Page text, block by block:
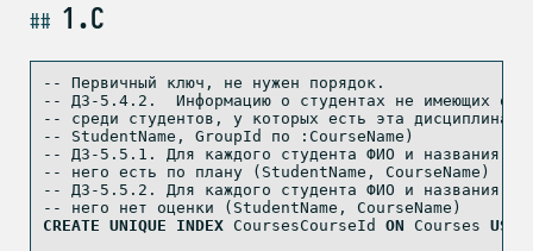
1.C
-- Первичный ключ, не нужен порядок.
-- ДЗ-5.4.2.  Информацию о студентах не имеющих
-- среди студентов, у которых есть эта дисциплина
-- StudentName, GroupId по :CourseName)
-- ДЗ-5.5.1. Для каждого студента ФИО и названия
-- него есть по плану (StudentName, CourseName)
-- ДЗ-5.5.2. Для каждого студента ФИО и названия
-- него нет оценки (StudentName, CourseName)
CREATE UNIQUE INDEX CoursesCourseId ON Courses